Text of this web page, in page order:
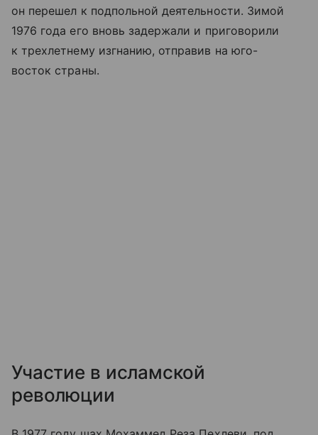
он перешел к подпольной деятельности. Зимой
1976 года его вновь задержали и приговорили
к трехлетнему изгнанию, отправив на юго-
восток страны.
Участие в исламской
революции